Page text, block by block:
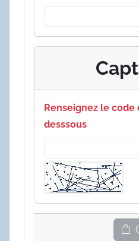
Renseignez le code
desssous